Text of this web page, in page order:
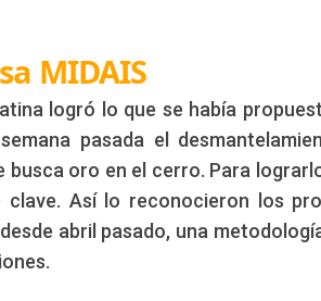
MIDAIS
logró lo que se había
pasada el
busca oro en el cerro. Para
clave. Así lo reconocieron los
abril pasado, una